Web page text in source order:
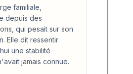
familiale,
depuis des
qui pesait sur son
Elle dit ressentir
une stabilité
jamais connue.